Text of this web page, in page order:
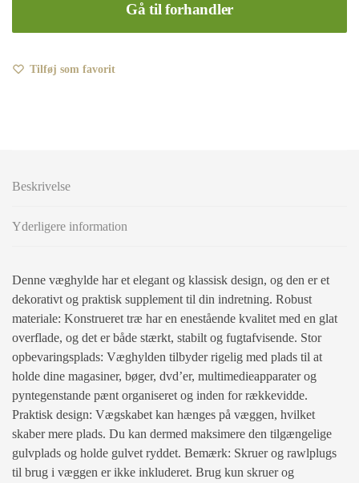
Gå til forhandler
Tilføj som favorit
Beskrivelse
Yderligere information
Denne væghylde har et elegant og klassisk design, og den er et
dekorativt og praktisk supplement til din indretning. Robust
materiale: Konstrueret træ har en enestående kvalitet med en glat
overflade, og det er både stærkt, stabilt og fugtafvisende. Stor
opbevaringsplads: Væghylden tilbyder rigelig med plads til at
holde dine magasiner, bøger, dvd’er, multimedieapparater og
pyntegenstande pænt organiseret og inden for rækkevidde.
Praktisk design: Vægskabet kan hænges på væggen, hvilket
skaber mere plads. Du kan dermed maksimere den tilgængelige
gulvplads og holde gulvet ryddet. Bemærk: Skruer og rawlplugs
til brug i væggen er ikke inkluderet. Brug kun skruer og